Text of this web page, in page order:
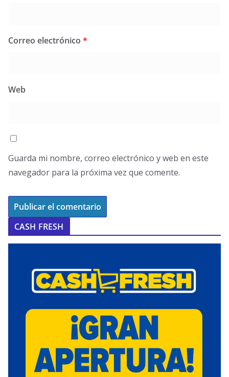
Correo electrónico *
Web
Guarda mi nombre, correo electrónico y web en este
navegador para la próxima vez que comente.
CASH FRESH